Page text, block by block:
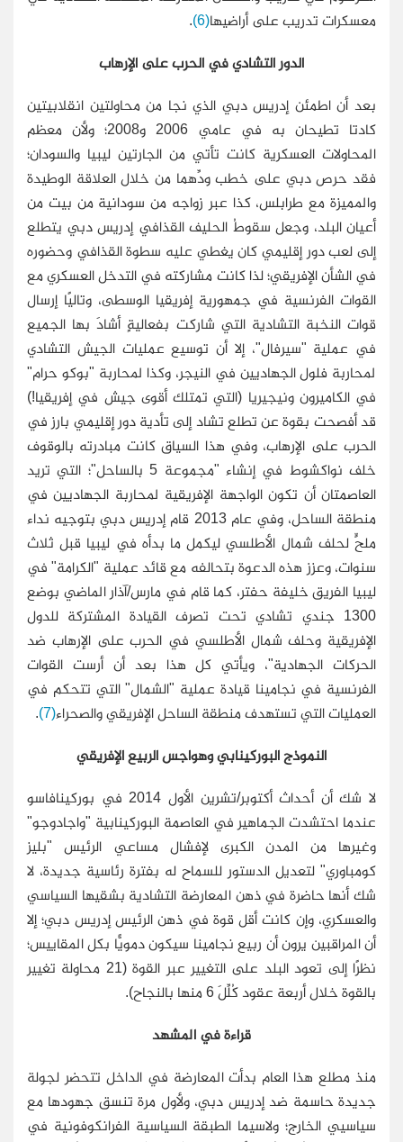
معسكرات تدريب على أراضيها(6)
.
الدور التشادي في الحرب على الإرهاب
بعد أن اطمئن إدريس دبي الذي نجا من محاولتين انقلابيتين
كادتا تطيحان به في عامي 2006 و2008؛ ولأن معظم
المحاولات العسكرية كانت تأتي من الجارتين ليبيا والسودان؛
فقد حرص دبي على خطب ودِّهما من خلال العلاقة الوطيدة
والمميزة مع طرابلس، كذا عبر زواجه من سودانية من بيت من
أعيان البلد، وجعل سقوطُ الحليف القذافي إدريس دبي يتطلع
إلى لعب دور إقليمي كان يغطي عليه سطوة القذافي وحضوره
في الشأن الإفريقي؛ لذا كانت مشاركته في التدخل العسكري مع
القوات الفرنسية في جمهورية إفريقيا الوسطى، وتاليًا إرسال
قوات النخبة التشادية التي شاركت بفعاليةٍ أشادَ بها الجميع
في عملية "سيرفال"، إلا أن توسيع عمليات الجيش التشادي
لمحاربة فلول الجهاديين في النيجر، وكذا لمحاربة "بوكو حرام"
في الكاميرون ونيجيريا (التي تمتلك أقوى جيش في إفريقيا!)
قد أفصحت بقوة عن تطلع تشاد إلى تأدية دور إقليمي بارز في
الحرب على الإرهاب، وفي هذا السياق كانت مبادرته بالوقوف
خلف نواكشوط في إنشاء "مجموعة 5 بالساحل"؛ التي تريد
العاصمتان أن تكون الواجهة الإفريقية لمحاربة الجهاديين في
منطقة الساحل، وفي عام 2013 قام إدريس دبي بتوجيه نداء
ملحٍّ لحلف شمال الأطلسي ليكمل ما بدأه في ليبيا قبل ثلاث
سنوات، وعزز هذه الدعوة بتحالفه مع قائد عملية "الكرامة" في
ليبيا الفريق خليفة حفتر، كما قام في مارس/آذار الماضي بوضع
1300 جندي تشادي تحت تصرف القيادة المشتركة للدول
الإفريقية وحلف شمال الأطلسي في الحرب على الإرهاب ضد
الحركات الجهادية"، ويأتي كل هذا بعد أن أرست القوات
الفرنسية في نجامينا قيادة عملية "الشمال" التي تتحكم في
العمليات التي تستهدف منطقة الساحل الإفريقي والصحراء(7)
.
النموذج البوركينابي وهواجس الربيع الإفريقي
لا شك أن أحداث أكتوبر/تشرين الأول 2014 في بوركينافاسو
عندما احتشدت الجماهير في العاصمة البوركينابية "واجادوجو"
وغيرها من المدن الكبرى لإفشال مساعي الرئيس "بليز
كومباوري" لتعديل الدستور للسماح له بفترة رئاسية جديدة، لا
شك أنها حاضرة في ذهن المعارضة التشادية بشقيها السياسي
والعسكري، وإن كانت أقل قوة في ذهن الرئيس إدريس دبي؛ إلا
أن المراقبين يرون أن ربيع نجامينا سيكون دمويًّا بكل المقاييس؛
نظرًا إلى تعود البلد على التغيير عبر القوة (21 محاولة تغيير
بالقوة خلال أربعة عقود كُلِّلَ 6 منها بالنجاح).
قراءة في المشهد
منذ مطلع هذا العام بدأت المعارضة في الداخل تتحضر لجولة
جديدة حاسمة ضد إدريس دبي، ولأول مرة تنسق جهودها مع
سياسيي الخارج؛ ولاسيما الطبقة السياسية الفرانكوفونية في